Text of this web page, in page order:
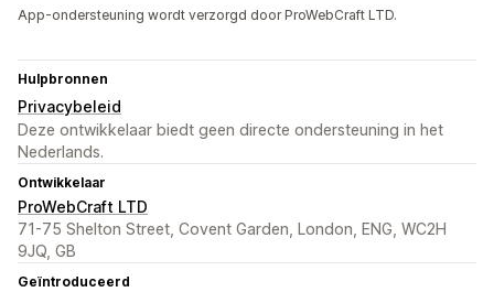
App-ondersteuning wordt verzorgd door ProWebCraft LTD.
Hulpbronnen
Privacybeleid
Deze ontwikkelaar biedt geen directe ondersteuning in het
Nederlands.
Ontwikkelaar
ProWebCraft LTD
71-75 Shelton Street, Covent Garden, London, ENG, WC2H
9JQ, GB
Geïntroduceerd